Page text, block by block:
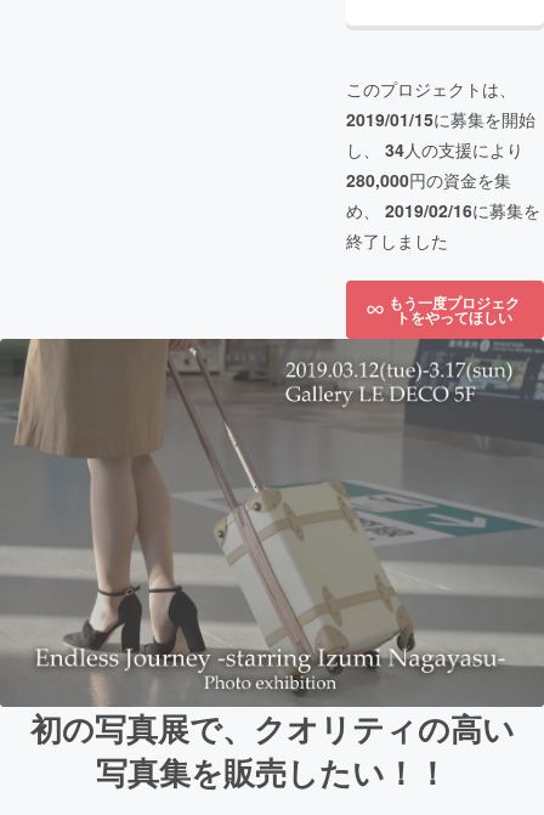
このプロジェクトは、
2019/01/15に募集を開始
し、 34人の支援により
280,000円の資金を集
め、 2019/02/16に募集を
終了しました
もう一度プロジェク
トをやってほしい
初の写真展で、クオリティの高い
写真集を販売したい！！